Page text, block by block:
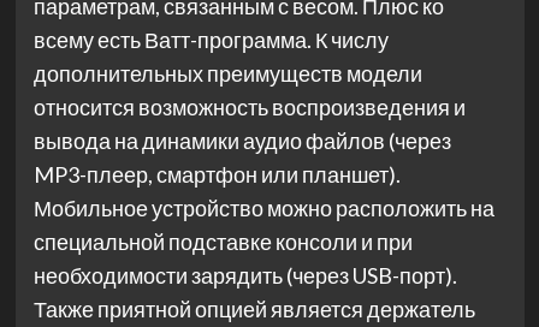
параметрам, связанным с весом. Плюс ко
всему есть Ватт-программа. К числу
дополнительных преимуществ модели
относится возможность воспроизведения и
вывода на динамики аудио файлов (через
MP3-плеер, смартфон или планшет).
Мобильное устройство можно расположить на
специальной подставке консоли и при
необходимости зарядить (через USB-порт).
Также приятной опцией является держатель